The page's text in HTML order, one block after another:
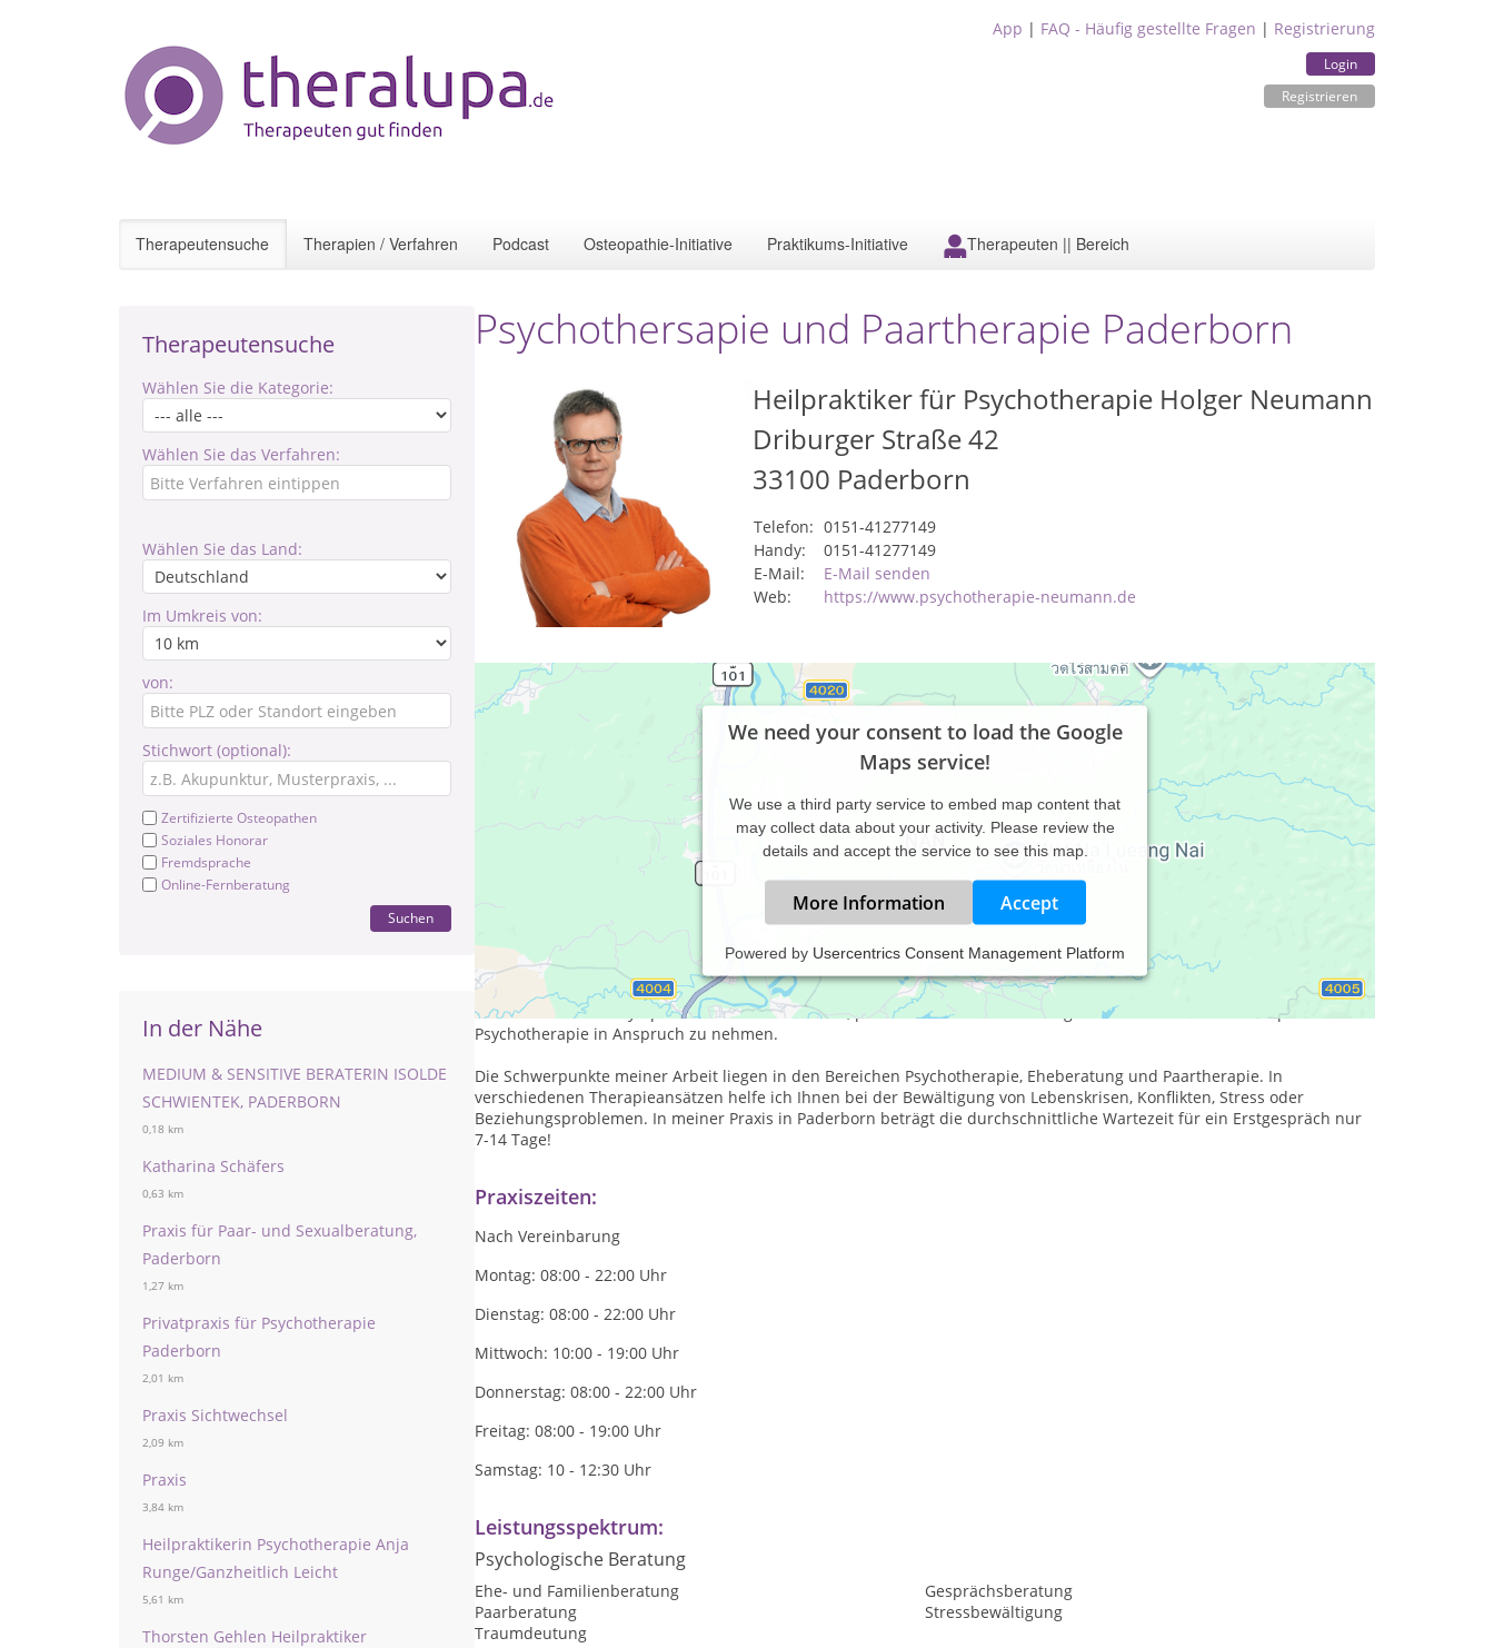
App | FAQ - Häufig gestellte Fragen | Registrierung
Login
Registrieren
Therapeutensuche Therapien / Verfahren Podcast Osteopathie-Initiative Praktikums-Initiative Therapeuten || Bereich
Therapeutensuche
Wählen Sie die Kategorie:
Wählen Sie das Verfahren:
Wählen Sie das Land:
Im Umkreis von:
von:
Stichwort (optional):
Zertifizierte Osteopathen
Soziales Honorar
Fremdsprache
Online-Fernberatung
Suchen
In der Nähe
MEDIUM & SENSITIVE BERATERIN ISOLDE
SCHWIENTEK, PADERBORN
0,18 km
Katharina Schäfers
0,63 km
Praxis für Paar- und Sexualberatung,
Paderborn
1,27 km
Privatpraxis für Psychotherapie
Paderborn
2,01 km
Praxis Sichtwechsel
2,09 km
Praxis
3,84 km
Heilpraktikerin Psychotherapie Anja
Runge/Ganzheitlich Leicht
5,61 km
Thorsten Gehlen Heilpraktiker
Psychothersapie und Paartherapie Paderborn
Heilpraktiker für Psychotherapie Holger Neumann
Driburger Straße 42
33100 Paderborn
Telefon: 0151-41277149
Handy:
0151-41277149
E-Mail:
E-Mail senden
Web:
https://www.psychotherapie-neumann.de
We need your consent to load the Google
Maps service!
We use a third party service to embed map content that
may collect data about your activity. Please review the
details and accept the service to see this map.
More Information Accept
Powered by Usercentrics Consent Management Platform
Als Heilpraktiker für Psychotherapie biete ich in meiner Praxis in Paderborn ganz unterschiedliche Therapieformen an.
Ob Lebens- oder Ehekrise, Depression, Ängste, Essstörung oder Ermüdungszustände – unzählige Lebensumstände,
Beschwerden oder Symptome können Anlass sein, professionelle Unterstützung von einem erfahrenen Heilpraktiker für
Psychotherapie in Anspruch zu nehmen.
Die Schwerpunkte meiner Arbeit liegen in den Bereichen Psychotherapie, Eheberatung und Paartherapie. In
verschiedenen Therapieansätzen helfe ich Ihnen bei der Bewältigung von Lebenskrisen, Konflikten, Stress oder
Beziehungsproblemen. In meiner Praxis in Paderborn beträgt die durchschnittliche Wartezeit für ein Erstgespräch nur
7-14 Tage!
Praxiszeiten:
Nach Vereinbarung
Montag: 08:00 - 22:00 Uhr
Dienstag: 08:00 - 22:00 Uhr
Mittwoch: 10:00 - 19:00 Uhr
Donnerstag: 08:00 - 22:00 Uhr
Freitag: 08:00 - 19:00 Uhr
Samstag: 10 - 12:30 Uhr
Leistungsspektrum:
Psychologische Beratung
Ehe- und Familienberatung
Gesprächsberatung
Paarberatung
Stressbewältigung
Traumdeutung